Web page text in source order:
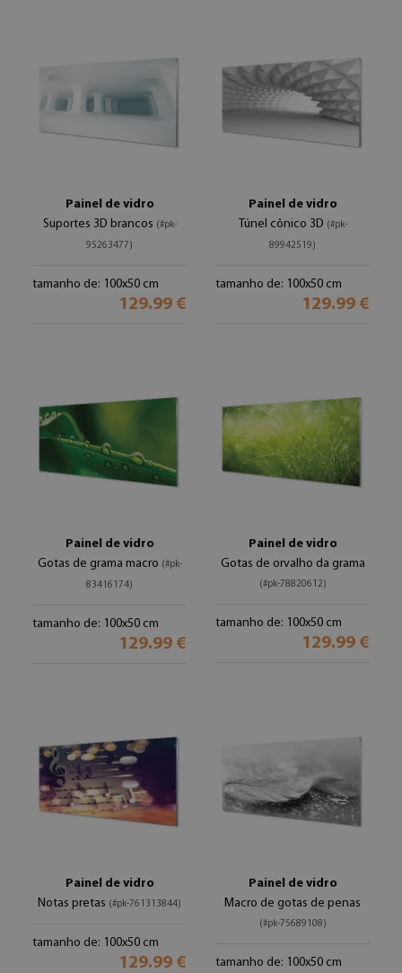
Painel de vidro
Suportes 3D brancos (#pk-
95263477)
tamanho de: 100x50 cm
129.99 €
Painel de vidro
Túnel cônico 3D (#pk-
89942519)
tamanho de: 100x50 cm
129.99 €
Painel de vidro
Gotas de grama macro (#pk-
83416174)
tamanho de: 100x50 cm
129.99 €
Painel de vidro
Gotas de orvalho da grama
(#pk-78820612)
tamanho de: 100x50 cm
129.99 €
Painel de vidro
Notas pretas (#pk-761313844)
tamanho de: 100x50 cm
129.99 €
Painel de vidro
Macro de gotas de penas
(#pk-75689108)
tamanho de: 100x50 cm